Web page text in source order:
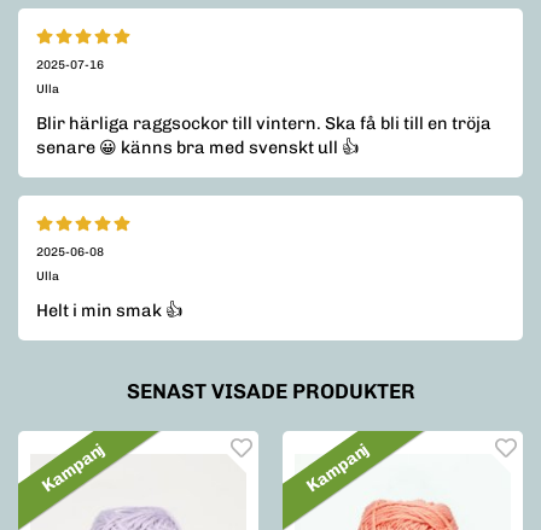
2025-07-16
Ulla
Blir härliga raggsockor till vintern. Ska få bli till en tröja
senare 😀 känns bra med svenskt ull 👍
2025-06-08
Ulla
Helt i min smak 👍
SENAST VISADE PRODUKTER
Kampanj Kampanj